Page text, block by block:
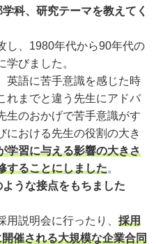
科、研究テーマを教えてく
、1980年代から90年代の
びました。
語に苦手意識を感じた時
れまでと違う先生にアドバ
生のおかげで苦手意識がす
における先生の役割の大き
学習に与える影響の大きさ
することにしました。
うな接点をもちました
説明会に行ったり、 採用
催される大規模な企業合同